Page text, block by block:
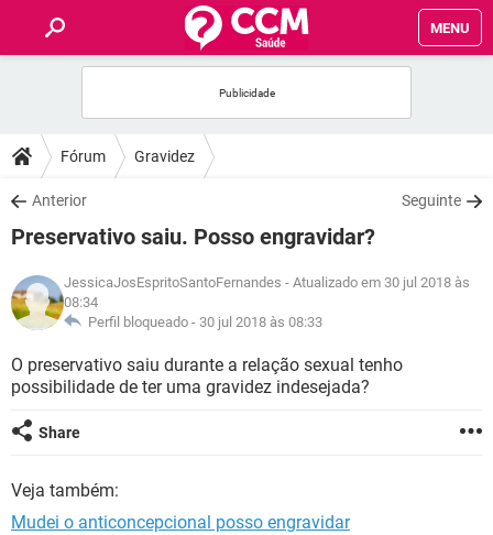
MENU
FÓRUM
SAÚDE
NUTRIÇÃO
BEM-ESTAR
SEXUALIDADE
Fórum Gravidez
Anterior Seguinte
Preservativo saiu. Posso engravidar?
JessicaJosEspritoSantoFernandes - Atualizado em 30 jul 2018 às
08:34
Perfil bloqueado - 30 jul 2018 às 08:33
O preservativo saiu durante a relação sexual tenho
possibilidade de ter uma gravidez indesejada?
Share
Veja também:
Mudei o anticoncepcional posso engravidar